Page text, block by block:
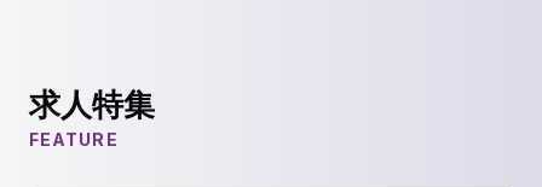
求人特集
FEATURE